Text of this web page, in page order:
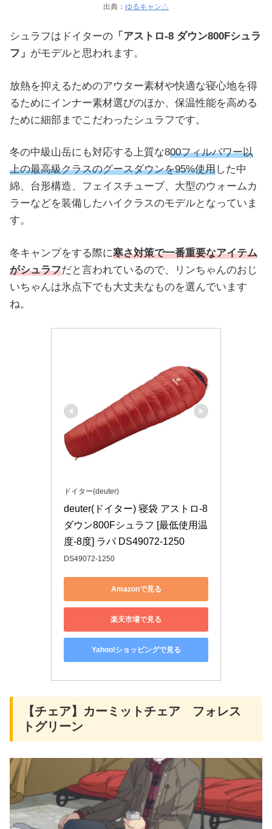
出典： ゆるキャン△
シュラフはドイターの 「アストロ-8 ダウン800Fシュラ
フ」 がモデルと思われます。
放熱を抑えるためのアウター素材や快適な寝心地を得
るためにインナー素材選びのほか、保温性能を高める
ために細部までこだわったシュラフです。
冬の中級山岳にも対応する上質な800フィルパワー以
上の最高級クラスのグースダウンを95%使用した中
綿、台形構造、フェイスチューブ、大型のウォームカ
ラーなどを装備したハイクラスのモデルとなっていま
す。
冬キャンプをする際に寒さ対策で一番重要なアイテム
がシュラフだと言われているので、リンちゃんのおじ
いちゃんは氷点下でも大丈夫なものを選んでいます
ね。
ドイター(deuter)
deuter(ドイター) 寝袋 アストロ-8
ダウン800Fシュラフ [最低使用温
度-8度] ラバ DS49072-1250
DS49072-1250
Amazonで見る
楽天市場で見る
Yahoo!ショッピングで見る
【チェア】カーミットチェア フォレス
トグリーン